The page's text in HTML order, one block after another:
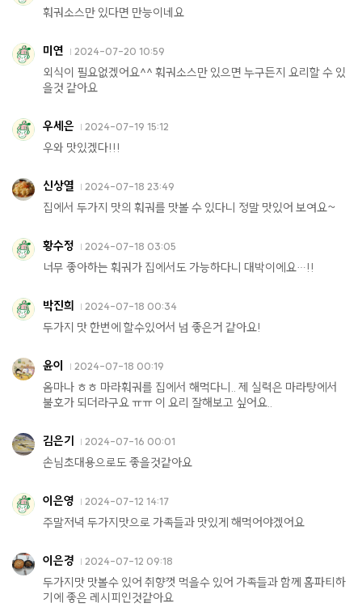
훠궈소스만 있다면 만능이네요
미연 2024-07-20 10:59
외식이 필요없겠어요^^ 훠궈소스만 있으면 누구든지 요리할 수 있
을것 같아요
우세은 2024-07-19 15:12
우와 맛있겠다!!!
신상열 2024-07-18 23:49
집에서 두가지 맛의 훠궈를 맛볼 수 있다니 정말 맛있어 보여요~
황수정 2024-07-18 03:05
너무 좋아하는 훠궈가 집에서도 가능하다니 대박이에요…!!
박진희 2024-07-18 00:34
두가지 맛 한번에 할수있어서 넘 좋은거 같아요!
윤이 2024-07-18 00:19
옴마나 ㅎㅎ 마라훠궈를 집에서 해먹다니.. 제 실력은 마라탕에서
불호가 되더라구요 ㅠㅠ 이 요리 잘해보고 싶어요..
김은기 2024-07-16 00:01
손님초대용으로도 좋을것같아요
이은영 2024-07-12 14:17
주말저녁 두가지맛으로 가족들과 맛있게 해먹어야겠어요
이은경 2024-07-12 09:18
두가지맛 맛볼수 있어 취향껏 먹을수 있어 가족들과 함께 홈파티하
기에 좋은 레시피인것같아요